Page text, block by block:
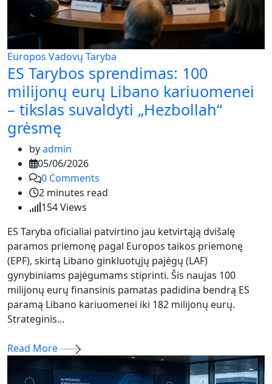
Europos Vadovų Taryba
ES Tarybos sprendimas: 100
milijonų eurų Libano kariuomenei
– tikslas suvaldyti „Hezbollah“
grėsmę
byadmin
05/06/2026
0 Comments
2 minutes read
154Views
ES Taryba oficialiai patvirtino jau ketvirtąją dvišalę
paramos priemonę pagal Europos taikos priemonę
(EPF), skirtą Libano ginkluotųjų pajėgų (LAF)
gynybiniams pajėgumams stiprinti. Šis naujas 100
milijonų eurų finansinis pamatas padidina bendrą ES
paramą Libano kariuomenei iki 182 milijonų eurų.
Strateginis…
Read More